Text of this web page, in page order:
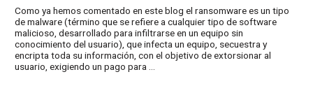
Como ya hemos comentado en este blog el ransomware es un tipo
de malware (término que se refiere a cualquier tipo de software
malicioso, desarrollado para infiltrarse en un equipo sin
conocimiento del usuario), que infecta un equipo, secuestra y
encripta toda su información, con el objetivo de extorsionar al
usuario, exigiendo un pago para …